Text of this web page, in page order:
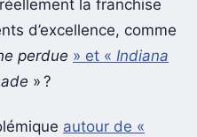
la franchise
d’excellence, comme
perdue » et « Indiana
» ?
autour de «